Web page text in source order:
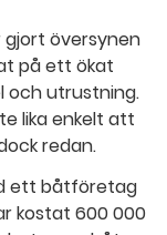
gjort översynen
på ett ökat
och utrustning.
lika enkelt att
redan.
ett båtföretag
kostat 600 000